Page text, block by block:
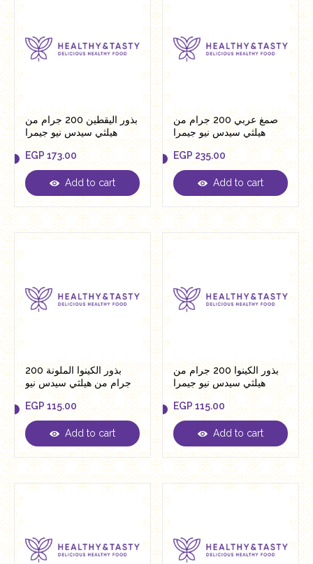
بذور اليقطين 200 جرام من
هيلثي سيدس نيو جيمرا
EGP 173.00
EGP 173.00
Add to cart
صمغ عربي 200 جرام من
هيلثي سيدس نيو جيمرا
EGP 235.00
EGP 235.00
Add to cart
بذور الكينوا الملونة 200
جرام من هيلثي سيدس نيو
جيمرا
EGP 115.00
EGP 115.00
Add to cart
بذور الكينوا 200 جرام من
هيلثي سيدس نيو جيمرا
EGP 115.00
EGP 115.00
Add to cart